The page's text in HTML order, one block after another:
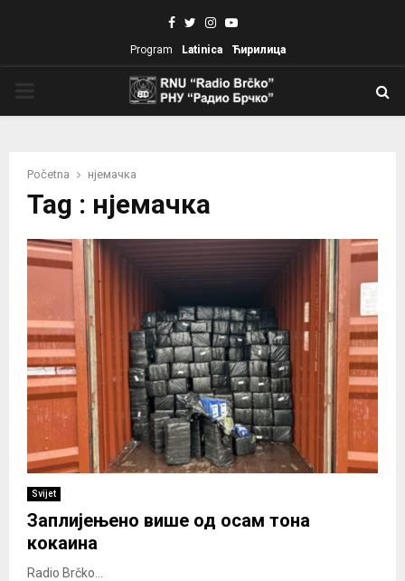
Facebook
TwitterInstagram
Youtube
Program Latinica Ћирилица
Početna нјемачка
Tag : нјемачка
Svijet
Заплијењено више од осам тона
кокаина
Radio Brčko...